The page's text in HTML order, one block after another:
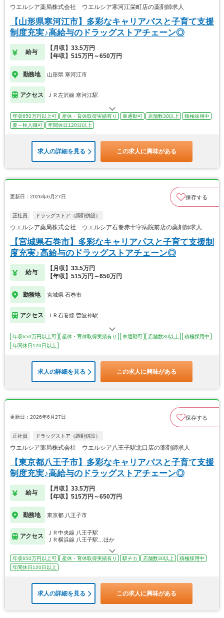
ウエルシア薬局株式会社 ウエルシア寒河江栄町店の薬剤師求人
【山形県寒河江市】多彩なキャリアパスと子育て支援
制度充実♪高給与のドラッグストアチェーン◎
給与
【月収】33.5万円
【年収】515万円～650万円
勤務地 山形県 寒河江市
アクセス ＪＲ左沢線 寒河江駅
年収650万円以上可 産休・育休取得実績有り 車通勤可 店舗数30以上
積極採用中
夏～秋入職可
年間休日120日以上
求人の詳細を見る この求人に興味がある
更新日：2026年6月27日 保存する
正社員 ドラッグストア（調剤併設）
ウエルシア薬局株式会社 ウエルシア石巻赤十字病院前店の薬剤師求人
【宮城県石巻市】多彩なキャリアパスと子育て支援制
度充実♪高給与のドラッグストアチェーン◎
給与
【月収】33.5万円
【年収】515万円～650万円
勤務地 宮城県 石巻市
アクセス ＪＲ石巻線 曽波神駅
年収650万円以上可 産休・育休取得実績有り 車通勤可 店舗数30以上
積極採用中
年間休日120日以上
求人の詳細を見る この求人に興味がある
更新日：2026年6月27日 保存する
正社員 ドラッグストア（調剤併設）
ウエルシア薬局株式会社 ウエルシア八王子駅北口店の薬剤師求人
【東京都八王子市】多彩なキャリアパスと子育て支援
制度充実♪高給与のドラッグストアチェーン◎
給与
【月収】33.5万円
【年収】515万円～650万円
勤務地 東京都 八王子市
アクセス
ＪＲ中央線 八王子駅
ＪＲ横浜線 八王子駅…ほか
年収650万円以上可 産休・育休取得実績有り 駅チカ 店舗数30以上
積極採用中
年間休日120日以上
求人の詳細を見る この求人に興味がある